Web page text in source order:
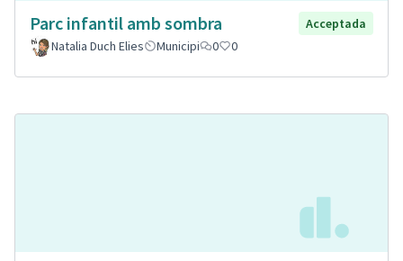
Parc infantil amb sombra
Acceptada
Natalia Duch Elies
Municipi 0 0